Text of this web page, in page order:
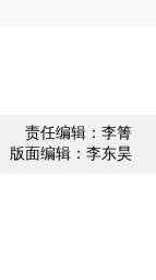
责任编辑：李箐
版面编辑：李东昊